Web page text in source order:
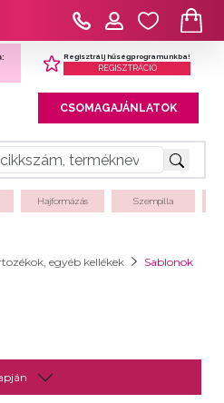
Regisztrálj hűségprogramunkba!
REGISZTRÁCIÓ
CSOMAGAJÁNLATOK
Hajformázás Szempilla
egyéb kellékek Sablonok